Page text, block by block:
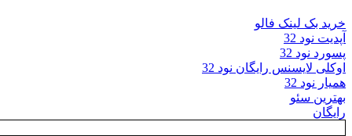
خرید بک لینک فالو
آپدیت نود 32
پسورد نود 32
اوکلی لایسنس رایگان نود 32
همیار نود 32
بهترین سئو
رایگان